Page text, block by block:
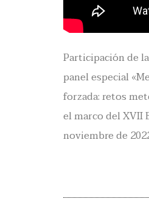
Participación de
panel especial
forzada: retos
el marco del XVII
noviembre de